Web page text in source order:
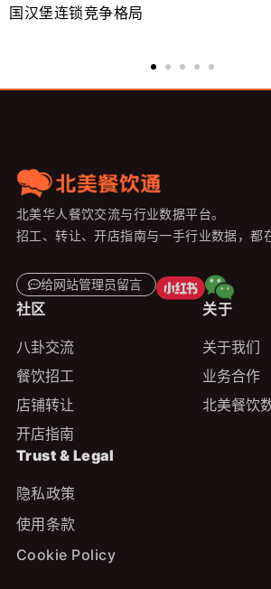
国汉堡连锁竞争格局
北美华人餐饮交流与行业数据平台。
招工、转让、开店指南与一手行业数据，都
给网站管理员留言
社区
八卦交流
餐饮招工
店铺转让
开店指南
关于
关于我们
业务合作
北美餐饮
Trust & Legal
隐私政策
使用条款
Cookie Policy